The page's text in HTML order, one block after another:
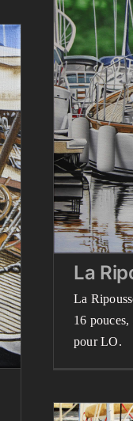
La
La
16
pour LO.